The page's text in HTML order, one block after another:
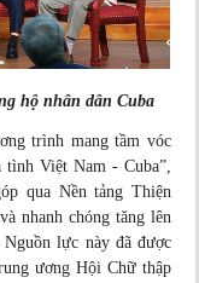
hộ nhân dân Cuba
trình mang tầm vóc
tình Việt Nam - Cuba”,
qua Nền tảng Thiện
nhanh chóng tăng lên
lực này đã được
ương Hội Chữ thập